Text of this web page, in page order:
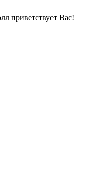
приветствует Вас!